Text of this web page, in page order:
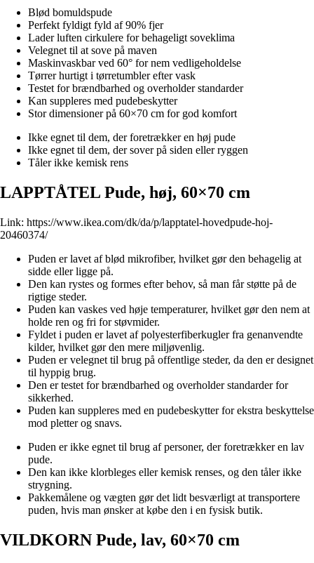
Blød bomuldspude
Perfekt fyldigt fyld af 90% fjer
Lader luften cirkulere for behageligt soveklima
Velegnet til at sove på maven
Maskinvaskbar ved 60° for nem vedligeholdelse
Tørrer hurtigt i tørretumbler efter vask
Testet for brændbarhed og overholder standarder
Kan suppleres med pudebeskytter
Stor dimensioner på 60×70 cm for god komfort
Ikke egnet til dem, der foretrækker en høj pude
Ikke egnet til dem, der sover på siden eller ryggen
Tåler ikke kemisk rens
LAPPTÅTEL Pude, høj, 60×70 cm
Link: https://www.ikea.com/dk/da/p/lapptatel-hovedpude-hoj-
20460374/
Puden er lavet af blød mikrofiber, hvilket gør den behagelig at
sidde eller ligge på.
Den kan rystes og formes efter behov, så man får støtte på de
rigtige steder.
Puden kan vaskes ved høje temperaturer, hvilket gør den nem at
holde ren og fri for støvmider.
Fyldet i puden er lavet af polyesterfiberkugler fra genanvendte
kilder, hvilket gør den mere miljøvenlig.
Puden er velegnet til brug på offentlige steder, da den er designet
til hyppig brug.
Den er testet for brændbarhed og overholder standarder for
sikkerhed.
Puden kan suppleres med en pudebeskytter for ekstra beskyttelse
mod pletter og snavs.
Puden er ikke egnet til brug af personer, der foretrækker en lav
pude.
Den kan ikke klorbleges eller kemisk renses, og den tåler ikke
strygning.
Pakkemålene og vægten gør det lidt besværligt at transportere
puden, hvis man ønsker at købe den i en fysisk butik.
VILDKORN Pude, lav, 60×70 cm